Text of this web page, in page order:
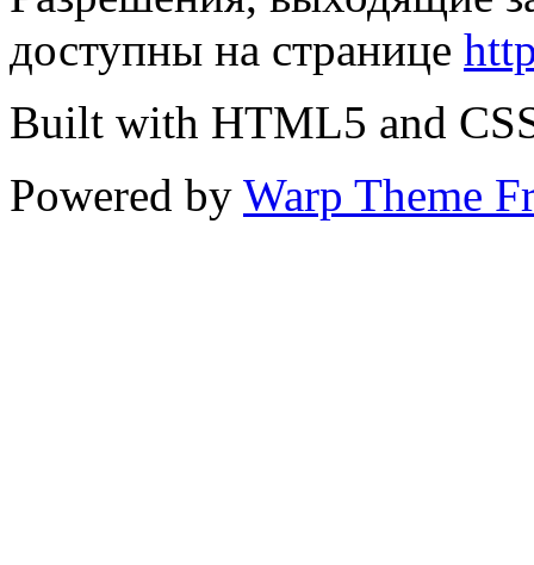
доступны на странице
Built with HTML5 and
Powered by Warp Theme